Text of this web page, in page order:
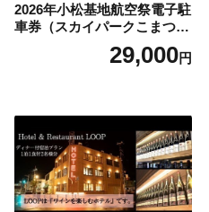
2026年小松基地航空祭電子駐
車券（スカイパークこまつ
翼） 駐車場 シャトルバスの
りばすぐ 石川県 小松市
29,000円